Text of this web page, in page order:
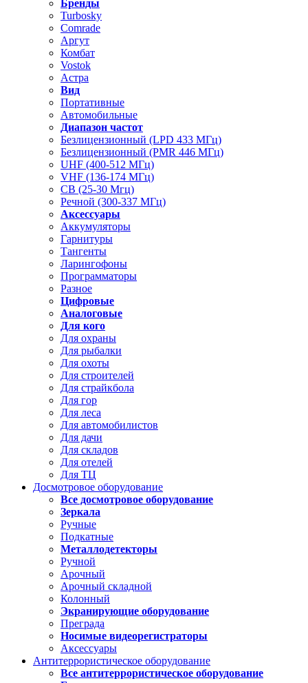
Бренды
Turbosky
Comrade
Аргут
Комбат
Vostok
Астра
Вид
Портативные
Автомобильные
Диапазон частот
Безлицензионный (LPD 433 МГц)
Безлицензионный (PMR 446 МГц)
UHF (400-512 МГц)
VHF (136-174 МГц)
CB (25-30 Мгц)
Речной (300-337 МГц)
Аксессуары
Аккумуляторы
Гарнитуры
Тангенты
Ларингофоны
Программаторы
Разное
Цифровые
Аналоговые
Для кого
Для охраны
Для рыбалки
Для охоты
Для строителей
Для страйкбола
Для гор
Для леса
Для автомобилистов
Для дачи
Для складов
Для отелей
Для ТЦ
Досмотровое оборудование
Все досмотровое оборудование
Зеркала
Ручные
Подкатные
Металлодетекторы
Ручной
Арочный
Арочный складной
Колонный
Экранирующие оборудование
Преграда
Носимые видеорегистраторы
Аксессуары
Антитеррористическое оборудование
Все антитеррористическое оборудование